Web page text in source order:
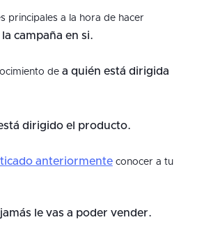
principales a la hora de hacer
la campaña en si.
de a quién está dirigida
dirigido el producto.
anteriormenteconocer a tu
jamás le vas a poder vender.